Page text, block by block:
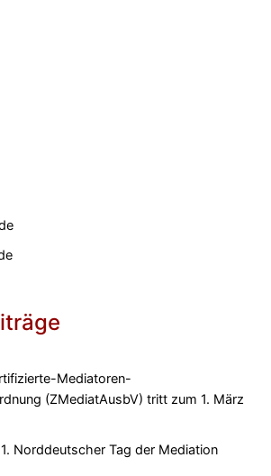
Mediatoren-
(ZMediatAusbV) tritt zum 1. März
Norddeutscher Tag der Mediation